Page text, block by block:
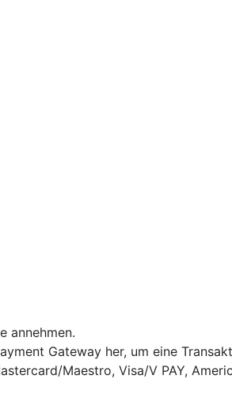
annehmen.
Gateway her, um eine
Maestro, Visa/V PAY,